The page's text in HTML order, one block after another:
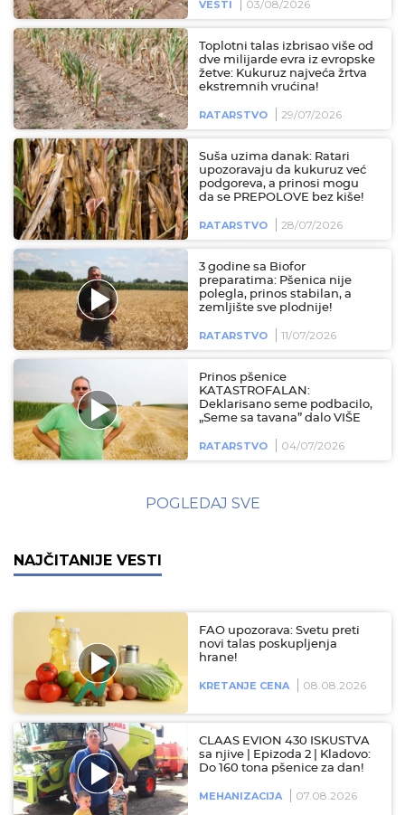
VESTI 03/08/2026
Toplotni talas izbrisao više od
dve milijarde evra iz evropske
žetve: Kukuruz najveća žrtva
ekstremnih vrućina!
RATARSTVO 29/07/2026
Suša uzima danak: Ratari
upozoravaju da kukuruz već
podgoreva, a prinosi mogu
da se PREPOLOVE bez kiše!
RATARSTVO 28/07/2026
3 godine sa Biofor
preparatima: Pšenica nije
polegla, prinos stabilan, a
zemljište sve plodnije!
RATARSTVO 11/07/2026
Prinos pšenice
KATASTROFALAN:
Deklarisano seme podbacilo,
„Seme sa tavana” dalo VIŠE
RATARSTVO 04/07/2026
POGLEDAJ SVE
NAJČITANIJE VESTI
FAO upozorava: Svetu preti
novi talas poskupljenja
hrane!
KRETANJE CENA 08.08.2026
CLAAS EVION 430 ISKUSTVA
sa njive | Epizoda 2 | Kladovo:
Do 160 tona pšenice za dan!
MEHANIZACIJA 07.08.2026